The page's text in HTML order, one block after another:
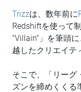
Trizzは、数年前に
Redshiftを使って
"Villain"」を筆頭
越したクリエイテ
そこで、「リーグ
ズンを締めくくる